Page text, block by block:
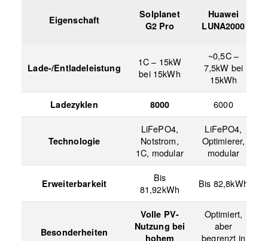
Eigenschaft
Solplanet
G2 Pro
Huawei
LUNA2000
Lade-/Entladeleistung
1C – 15kW
bei 15kWh
~0,5C –
7,5kW bei
15kWh
Ladezyklen 8000 6000
Technologie
LiFePO4,
Notstrom,
1C, modular
LiFePO4,
Optimierer,
modular
Erweiterbarkeit
Bis
81,92kWh
Bis 82,8kWh
Besonderheiten
Volle PV-
Nutzung bei
hohem
Optimiert,
aber
begrenzt in